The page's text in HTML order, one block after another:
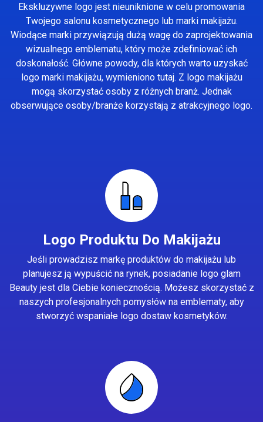
Ekskluzywne logo jest nieuniknione w celu promowania
Twojego salonu kosmetycznego lub marki makijażu.
Wiodące marki przywiązują dużą wagę do zaprojektowania
wizualnego emblematu, który może zdefiniować ich
doskonałość. Główne powody, dla których warto uzyskać
logo marki makijażu, wymieniono tutaj. Z logo makijażu
mogą skorzystać osoby z różnych branż. Jednak
obserwujące osoby/branże korzystają z atrakcyjnego logo.
Logo Produktu Do Makijażu
Jeśli prowadzisz markę produktów do makijażu lub
planujesz ją wypuścić na rynek, posiadanie logo glam
Beauty jest dla Ciebie koniecznością. Możesz skorzystać z
naszych profesjonalnych pomysłów na emblematy, aby
stworzyć wspaniałe logo dostaw kosmetyków.